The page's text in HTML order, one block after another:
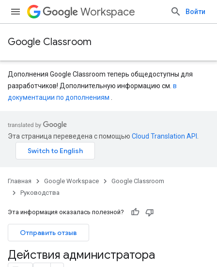
Workspace Войти
Google Classroom
Дополнения Google Classroom теперь общедоступны для
разработчиков! Дополнительную информацию см. в
документации по дополнениям
Эта страница переведена с помощью Cloud Translation API
Главная Google Workspace
Google Classroom
Руководства
Эта информация оказалась полезной?
Отправить отзыв
Действия администратора